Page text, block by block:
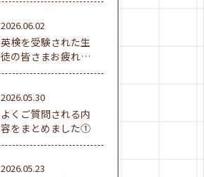
2026.06.02
英検を受験された生
徒の皆さまお疲れ様
でした！
2026.05.30
よくご質問される内
容をまとめました①
2026.05.23